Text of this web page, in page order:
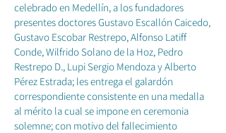
celebrado en Medellín, a los fundadores
presentes doctores Gustavo Escallón Caicedo,
Gustavo Escobar Restrepo, Alfonso Latiff
Conde, Wilfrido Solano de la Hoz, Pedro
Restrepo D., Lupi Sergio Mendoza y Alberto
Pérez Estrada; les entrega el galardón
correspondiente consistente en una medalla
al mérito la cual se impone en ceremonia
solemne; con motivo del fallecimiento